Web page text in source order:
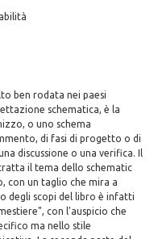
ben rodata nei paesi
schematica, è la
o uno schema
di fasi di progetto o di
discussione o una verifica. Il
il tema dello schematic
con un taglio che mira a
degli scopi del libro è infatti
con l'auspicio che
ma nello stile